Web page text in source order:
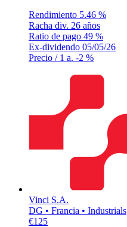
Rendimiento 5.46 %
Racha div. 26 años
Ratio de pago 49 %
Ex-dividendo 05/05/26
Precio / 1 a. -2 %
Vinci S.A.
DG • Francia • Industrials
€125